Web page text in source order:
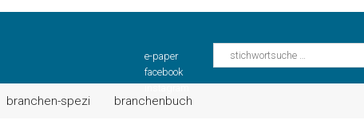
e-paper
facebook
branchen-spezi branchenbuch